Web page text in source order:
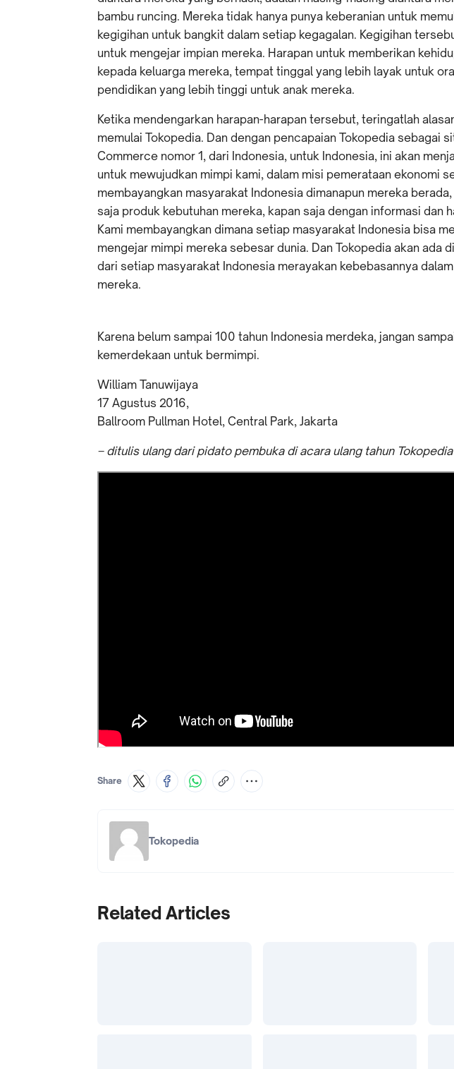
bambu runcing. Mereka tidak hanya punya keberanian untuk
kegigihan untuk bangkit dalam setiap kegagalan. Kegigihan
untuk mengejar impian mereka. Harapan untuk memberikan
kepada keluarga mereka, tempat tinggal yang lebih layak untuk
pendidikan yang lebih tinggi untuk anak mereka.
Ketika mendengarkan harapan-harapan tersebut, teringatlah
memulai Tokopedia. Dan dengan pencapaian Tokopedia sebagai
Commerce nomor 1, dari Indonesia, untuk Indonesia, ini akan
untuk mewujudkan mimpi kami, dalam misi pemerataan ekonomi
membayangkan masyarakat Indonesia dimanapun mereka
saja produk kebutuhan mereka, kapan saja dengan informasi dan
Kami membayangkan dimana setiap masyarakat Indonesia bisa
mengejar mimpi mereka sebesar dunia. Dan Tokopedia akan ada
dari setiap masyarakat Indonesia merayakan kebebasannya
mereka.
Karena belum sampai 100 tahun Indonesia merdeka, jangan
kemerdekaan untuk bermimpi.
William Tanuwijaya
17 Agustus 2016,
Ballroom Pullman Hotel, Central Park, Jakarta
– ditulis ulang dari pidato pembuka di acara ulang tahun
Share
Tokopedia
Related Articles